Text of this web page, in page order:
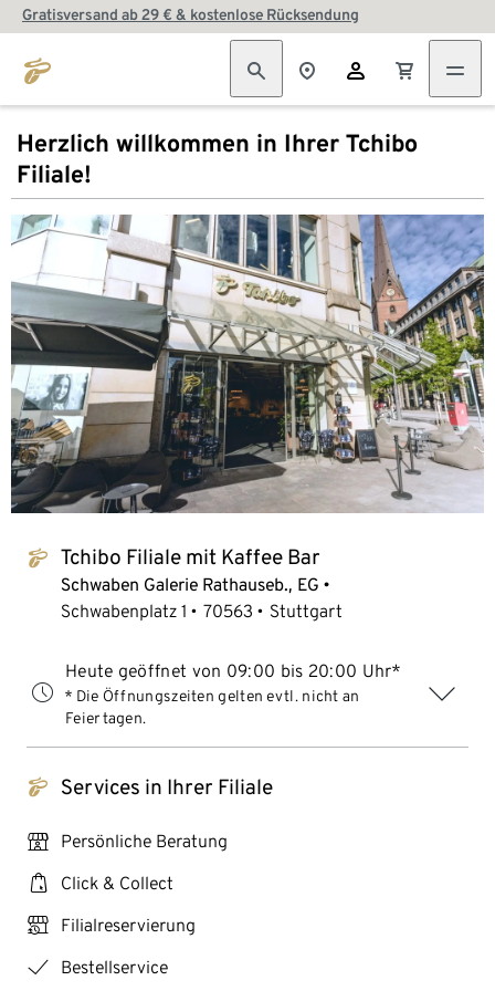
Gratisversand ab 29 € & kostenlose Rücksendung
Herzlich willkommen in Ihrer Tchibo
Filiale!
tchibo_logo Tchibo Filiale mit Kaffee Bar
Schwaben Galerie Rathauseb., EG
Schwabenplatz 1
70563 Stuttgart
Heute geöffnet von 09:00 bis 20:00 Uhr*
* Die Öffnungszeiten gelten evtl. nicht an
Feiertagen.
tchibo_logo Services in Ihrer Filiale
personal_services Persönliche Beratung
click_collect Click & Collect
click_reserve_store Filialreservierung
checkmark Bestellservice